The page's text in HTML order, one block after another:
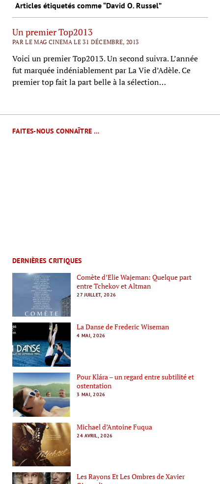
FAITES-NOUS CONNAÎTRE …
DERNIÈRES CRITIQUES
Comète d’Elie Wajeman: Quelque part
entre Tchekov et Altman
27 JUILLET, 2026
La Danse de Frederic Wiseman
4 MAI, 2026
Pour Klára – un regard entre subtilité et
ostentation
3 MAI, 2026
Michael d’Antoine Fuqua
24 AVRIL, 2026
Les Rayons Et Les Ombres de Xavier
Articles étiquetés comme “David O. Russel”
Un premier Top2013
PAR LE MAG CINEMA LE 31 DÉCEMBRE, 2013
Voici un premier Top2013. Un second suivra. L’année
fut marquée indéniablement par La Vie d’Adèle. Ce
premier top fait la part belle à la sélection…